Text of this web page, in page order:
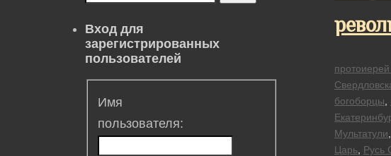
богоборцы
Мультатули
Царь Русь
Вход для
зарегистрированных
пользователей
Имя
пользователя: